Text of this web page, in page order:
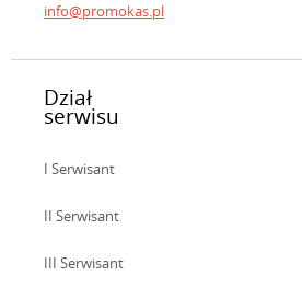
info@promokas.pl
Dział
serwisu
I Serwisant
II Serwisant
III Serwisant